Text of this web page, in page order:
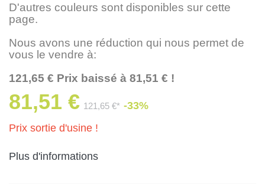
D'autres couleurs sont disponibles sur cette
page.
Nous avons une réduction qui nous permet de
vous le vendre à:
121,65 € Prix baissé à 81,51 € !
81,51 € 121,65 €* -33%
Prix sortie d'usine !
Plus d'informations